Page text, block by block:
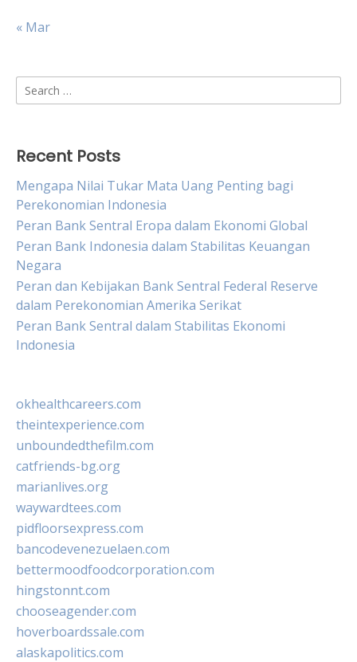
« Mar
Search
for:
Recent Posts
Mengapa Nilai Tukar Mata Uang Penting bagi
Perekonomian Indonesia
Peran Bank Sentral Eropa dalam Ekonomi Global
Peran Bank Indonesia dalam Stabilitas Keuangan
Negara
Peran dan Kebijakan Bank Sentral Federal Reserve
dalam Perekonomian Amerika Serikat
Peran Bank Sentral dalam Stabilitas Ekonomi
Indonesia
okhealthcareers.com
theintexperience.com
unboundedthefilm.com
catfriends-bg.org
marianlives.org
waywardtees.com
pidfloorsexpress.com
bancodevenezuelaen.com
bettermoodfoodcorporation.com
hingstonnt.com
chooseagender.com
hoverboardssale.com
alaskapolitics.com